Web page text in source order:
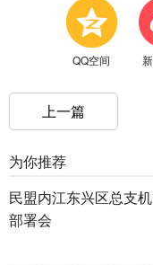
QQ空间
上一篇
为你推荐
民盟内江东兴区总支
部署会